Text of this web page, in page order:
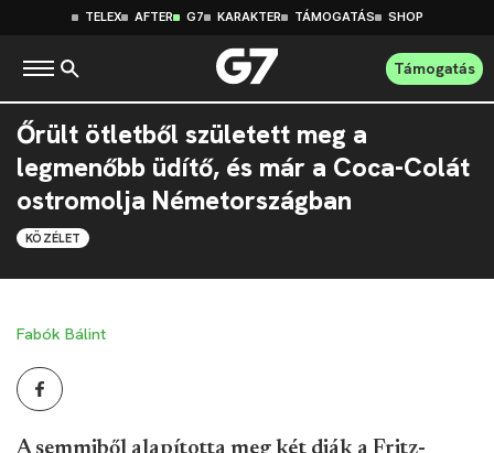
TELEX AFTER G7 KARAKTER TÁMOGATÁS SHOP
Támogatás
Őrült ötletből született meg a
legmenőbb üdítő, és már a Coca-Colát
ostromolja Németországban
KÖZÉLET
Fabók Bálint
A semmiből alapította meg két diák a Fritz-